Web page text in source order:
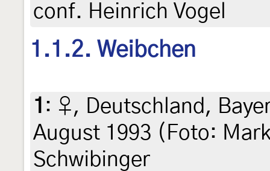
conf. Heinrich Vogel
1.1.2. Weibchen
1 : ♀, Deutschland,
August 1993 (Foto:
Schwibinger